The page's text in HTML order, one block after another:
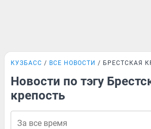
КУЗБАСС ВСЕ НОВОСТИ БРЕСТСКАЯ
Новости по тэгу
крепость